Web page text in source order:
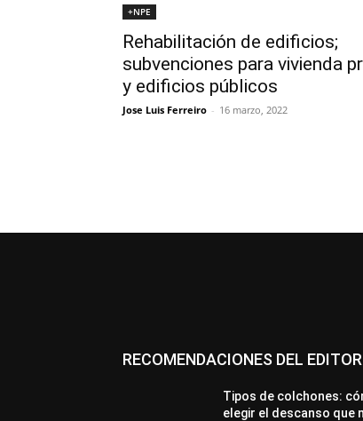
+NPE
Rehabilitación de edificios;
subvenciones para vivienda
y edificios públicos
Jose Luis Ferreiro - 16 marzo, 2022
RECOMENDACIONES DEL EDITOR
Tipos de colchones:
elegir el descanso que